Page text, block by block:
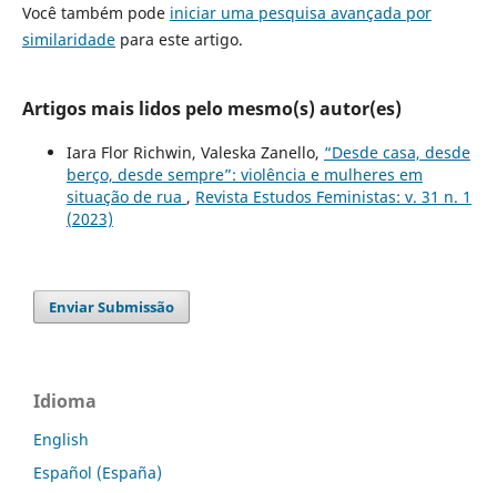
Você também pode iniciar uma pesquisa avançada por
similaridadepara este artigo.
Artigos mais lidos pelo mesmo(s) autor(es)
Iara Flor Richwin, Valeska Zanello, “Desde casa, desde
berço, desde sempre”: violência e mulheres em
situação de rua , Revista Estudos Feministas: v. 31 n. 1
(2023)
Enviar Submissão
Idioma
English
Español (España)